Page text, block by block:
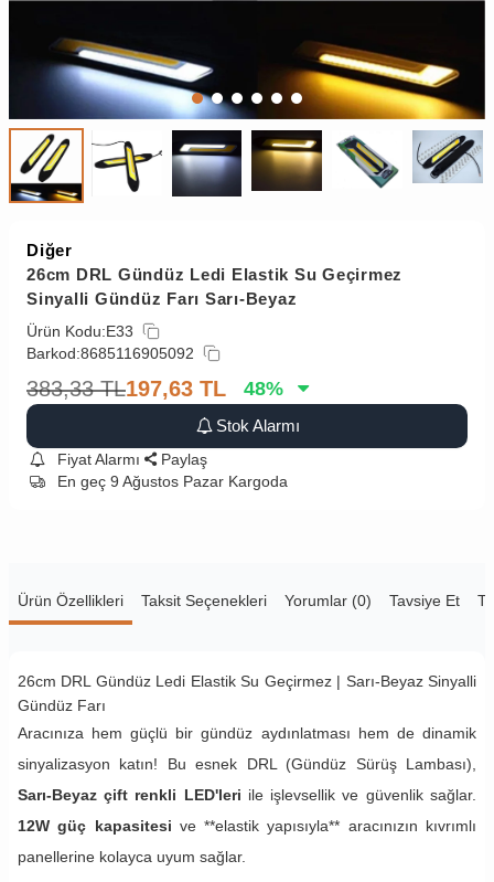
Diğer
26cm DRL Gündüz Ledi Elastik Su Geçirmez
Sinyalli Gündüz Farı Sarı-Beyaz
Ürün Kodu:E33
Barkod:8685116905092
383,33 TL197,63 TL 48%
Stok Alarmı
Fiyat Alarmı
Paylaş
En geç 9 Ağustos Pazar Kargoda
Ürün Özellikleri Taksit Seçenekleri Yorumlar (0) Tavsiye Et
26cm DRL Gündüz Ledi Elastik Su Geçirmez | Sarı-Beyaz Sinyalli
Gündüz Farı
Aracınıza hem güçlü bir gündüz aydınlatması hem de dinamik
sinyalizasyon katın! Bu esnek DRL (Gündüz Sürüş Lambası),
Sarı-Beyaz çift renkli LED'leri ile işlevsellik ve güvenlik sağlar.
12W güç kapasitesi ve **elastik yapısıyla** aracınızın kıvrımlı
panellerine kolayca uyum sağlar.